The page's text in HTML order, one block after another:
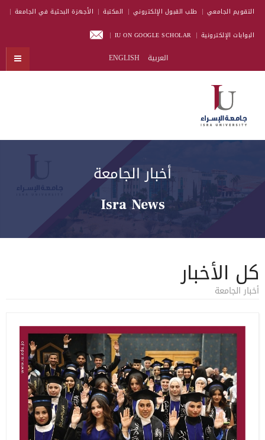
التقويم الجامعي طلب القبول الإلكتروني المكتبة الأجهزة البحثية في الجامعة
البوابات الإلكترونية IU ON GOOGLE SCHOLAR
العربية ENGLISH
أخبار الجامعة
Isra News
كل الأخبار
أخبار الجامعة